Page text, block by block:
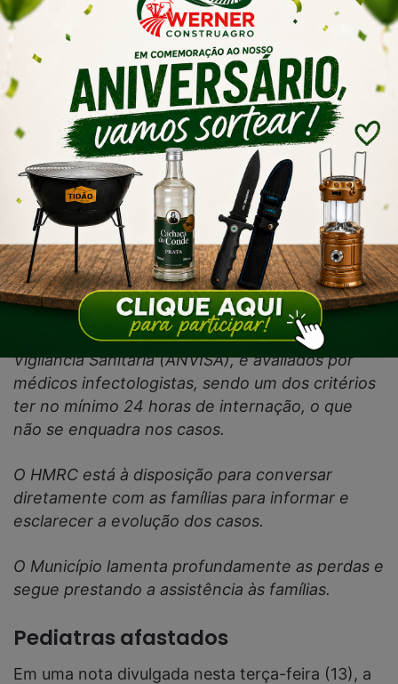
O segundo paciente foi atendido no Hospital
Municipal Ruth Cardoso no domingo (11), por
volta das 3h, com queixa de diarreia e exame
clínico normal, sem outras alterações, teve alta
com orientação aos pais de sinais de alerta. Por
volta das 23h, acompanhado dos pais, retornou
ao hospital com desconforto respiratório grave,
foi imediatamente conduzido à emergência,
prestada toda a assistência médica e internado.
Infelizmente, o paciente veio a óbito nesta
segunda (12) pela manhã.
O HMRC esclarece que não se trata de infecção
hospitalar. Os critérios para definição são
normatizados pela Agência Nacional de
Vigilância Sanitária (ANVISA), e avaliados por
médicos infectologistas, sendo um dos critérios
ter no mínimo 24 horas de internação, o que
não se enquadra nos casos.
O HMRC está à disposição para conversar
diretamente com as famílias para informar e
esclarecer a evolução dos casos.
O Município lamenta profundamente as perdas e
segue prestando a assistência às famílias.
Pediatras afastados
Em uma nota divulgada nesta terça-feira (13), a